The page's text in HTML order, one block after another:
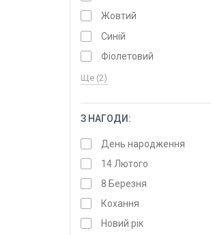
Жовтий
Синій
Фіолетовий
Ще (2)
З НАГОДИ:
День народження
14 Лютого
8 Березня
Кохання
Новий рік